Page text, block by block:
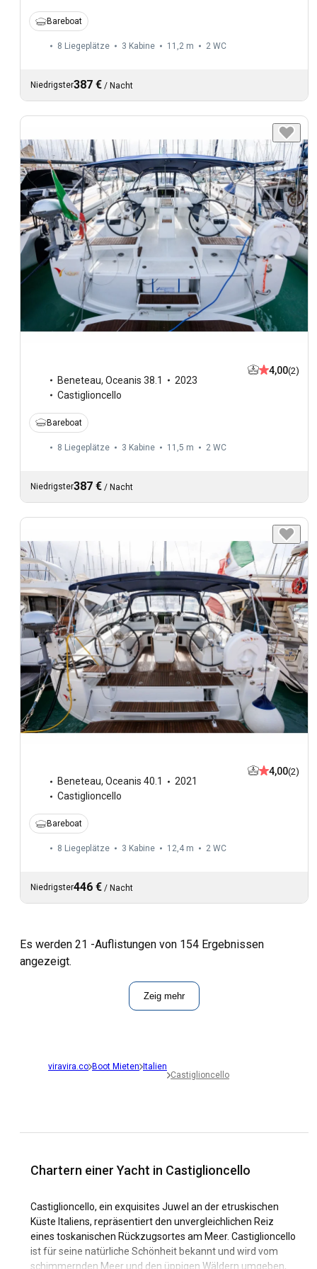
Bareboat
8 Liegeplätze 3 Kabine 11,2 m 2 WC
Niedrigster387 € / Nacht
Beneteau, Oceanis 38.1
2023
Castiglioncello
4,00(2)
Bareboat
8 Liegeplätze 3 Kabine 11,5 m 2 WC
Niedrigster387 € / Nacht
Beneteau, Oceanis 40.1
2021
Castiglioncello
4,00(2)
Bareboat
8 Liegeplätze 3 Kabine 12,4 m 2 WC
Niedrigster446 € / Nacht
Es werden 21 -Auflistungen von 154 Ergebnissen
angezeigt.
Zeig mehr
viravira.co Boot Mieten Italien
Castiglioncello
Chartern einer Yacht in Castiglioncello
Castiglioncello, ein exquisites Juwel an der etruskischen
Küste Italiens, repräsentiert den unvergleichlichen Reiz
eines toskanischen Rückzugsortes am Meer. Castiglioncello
ist für seine natürliche Schönheit bekannt und wird vom
schimmernden Meer und den üppigen Wäldern umgeben,